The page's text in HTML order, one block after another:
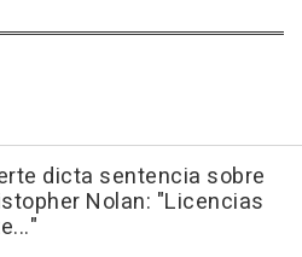
dicta sentencia sobre
Nolan: "Licencias